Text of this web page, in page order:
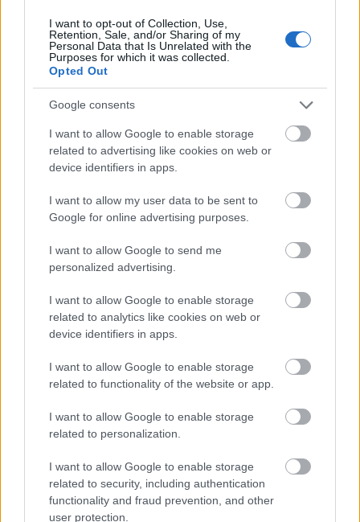
I want to opt-out of Collection, Use,
Retention, Sale, and/or Sharing of my
Personal Data that Is Unrelated with the
Purposes for which it was collected.
Opted Out
Google consents
I want to allow Google to enable storage
related to advertising like cookies on web or
device identifiers in apps.
I want to allow my user data to be sent to
Google for online advertising purposes.
I want to allow Google to send me
personalized advertising.
I want to allow Google to enable storage
related to analytics like cookies on web or
device identifiers in apps.
I want to allow Google to enable storage
related to functionality of the website or app.
I want to allow Google to enable storage
related to personalization.
I want to allow Google to enable storage
related to security, including authentication
functionality and fraud prevention, and other
user protection.
Argentina en el Mundial 2026: ¿Cuál será su once
titular?
La campeona del Mundo buscará
repetir título. ¿Cuál será el once
titular del equipo dirigido por
Scaloni en el torneo?
Posible 11 titular
Sutalo – Vuskovic – Gvardiol
Stanisic – Modric – Kovacic – Perisic
Pasalic – Kramaric
Dalic ha apostado por un 3-4-2-1 en la mayoría de partidos
jugados en los últimos meses, alternando con un 4-2-3-1. Si
apuesta por ese primer dibujo, la línea de tres centrales
la posibilidad de que Caleta-Car y Pongracic, dos jugadores
con más experiencia que Vuskovic, ocupen su lugar en la
defensa.